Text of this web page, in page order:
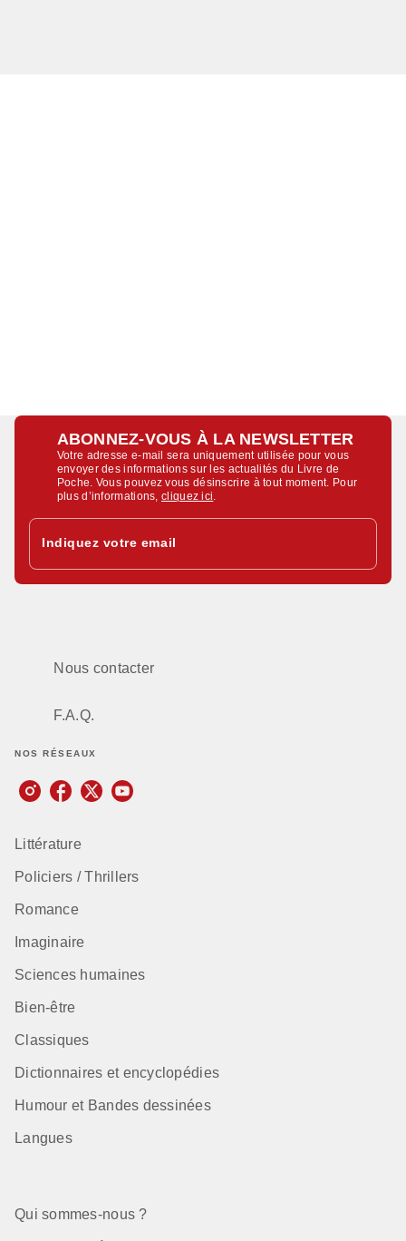
ABONNEZ-VOUS À LA NEWSLETTER
Votre adresse e-mail sera uniquement utilisée pour vous
envoyer des informations sur les actualités du Livre de
Poche. Vous pouvez vous désinscrire à tout moment. Pour
plus d’informations,cliquez ici
Indiquez votre email
Nous contacter
F.A.Q.
NOS RÉSEAUX
Littérature
Policiers / Thrillers
Romance
Imaginaire
Sciences humaines
Bien-être
Classiques
Dictionnaires et encyclopédies
Humour et Bandes dessinées
Langues
Qui sommes-nous ?